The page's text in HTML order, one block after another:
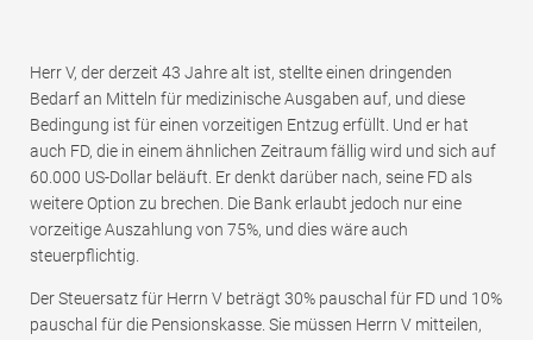
Herr V, der derzeit 43 Jahre alt ist, stellte einen dringenden
Bedarf an Mitteln für medizinische Ausgaben auf, und diese
Bedingung ist für einen vorzeitigen Entzug erfüllt. Und er hat
auch FD, die in einem ähnlichen Zeitraum fällig wird und sich auf
60.000 US-Dollar beläuft. Er denkt darüber nach, seine FD als
weitere Option zu brechen. Die Bank erlaubt jedoch nur eine
vorzeitige Auszahlung von 75%, und dies wäre auch
steuerpflichtig.
Der Steuersatz für Herrn V beträgt 30% pauschal für FD und 10%
pauschal für die Pensionskasse. Sie müssen Herrn V mitteilen,